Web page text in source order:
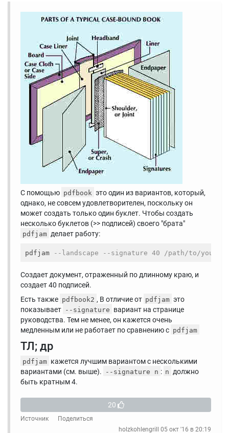
С помощью pdfbook это один из вариантов, который,
однако, не совсем удовлетворителен, поскольку он
может создать только один буклет. Чтобы создать
несколько буклетов (>> подписей) своего "брата"
pdfjam делает работу:
pdfjam --landscape --signature 40 /path/to/your/
Создает документ, отраженный по длинному краю, и
создает 40 подписей.
Есть также pdfbook2 , В отличие от pdfjam это
показывает --signature вариант на странице
руководства. Тем не менее, он кажется очень
медленным или не работает по сравнению с pdfjam
ТЛ; др
pdfjam кажется лучшим вариантом с несколькими
вариантами (см. выше).
--signature n : n должно
быть кратным 4.
20
Источник
Поделиться
holzkohlengrill
05 окт '16 в 20:19